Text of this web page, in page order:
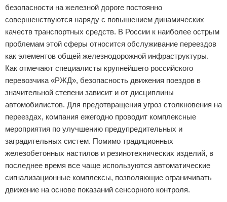
безопасности на железной дороге постоянно
совершенствуются наряду с повышением динамических
качеств транспортных средств. В России к наиболее острым
проблемам этой сферы относится обслуживание переездов
как элементов общей железнодорожной инфраструктуры.
Как отмечают специалисты крупнейшего российского
перевозчика «РЖД», безопасность движения поездов в
значительной степени зависит и от дисциплины
автомобилистов. Для предотвращения угроз столкновения на
переездах, компания ежегодно проводит комплексные
мероприятия по улучшению предупредительных и
заградительных систем. Помимо традиционных
железобетонных настилов и резинотехнических изделий, в
последнее время все чаще используются автоматические
сигнализационные комплексы, позволяющие ограничивать
движение на основе показаний сенсорного контроля.